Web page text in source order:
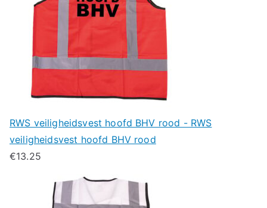
RWS veiligheidsvest hoofd BHV rood - RWS
veiligheidsvest hoofd BHV rood
€13.25